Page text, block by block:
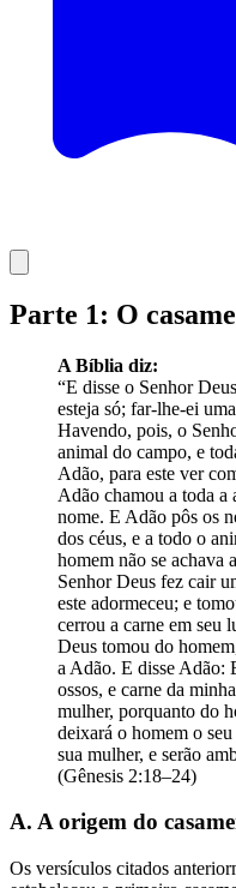
Parte 1: O
A Bíblia diz:
“E disse o Senhor
esteja só; far-lhe-ei
Havendo, pois, o
animal do campo, e
Adão, para este ver
Adão chamou a toda a
nome. E Adão pôs os
dos céus, e a todo o
homem não se achava
Senhor Deus fez cair
este adormeceu; e
cerrou a carne em seu
Deus tomou do
a Adão. E disse Adão:
ossos, e carne da
mulher, porquanto do
deixará o homem o seu
sua mulher, e serão
(Gênesis 2:18–24)
A. A origem do
Os versículos citados